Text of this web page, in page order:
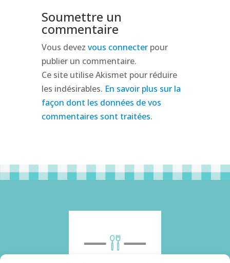
Soumettre un
commentaire
Vous devez vous connecterpour
publier un commentaire.
Ce site utilise Akismet pour réduire
les indésirables. En savoir plus sur la
façon dont les données de vos
commentaires sont traitées.